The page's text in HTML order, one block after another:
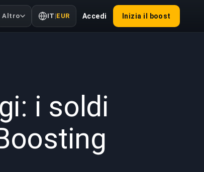
Altro IT |EUR Accedi Inizia il boost
i soldi